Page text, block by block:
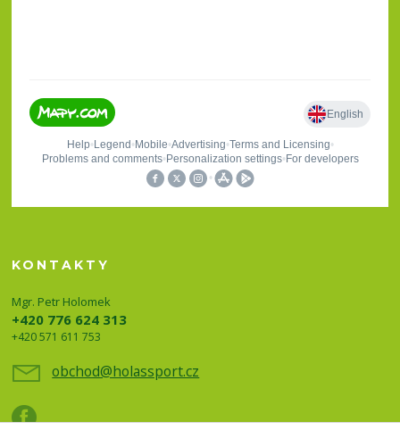
KONTAKTY
Mgr. Petr Holomek
+420 776 624 313
+420 571 611 753
obchod@holassport.cz